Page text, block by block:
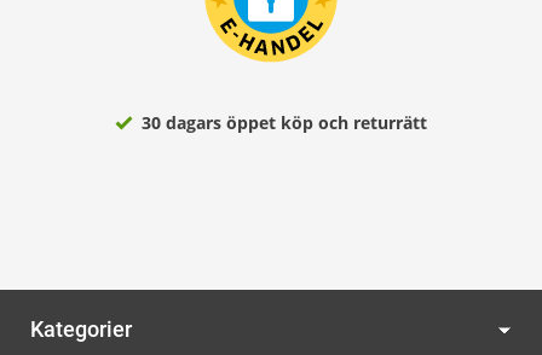
30 dagars öppet köp och returrätt
Kategorier